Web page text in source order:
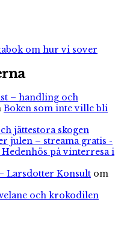
om hur vi sover
– handling och
Boken som inte ville bli
jättestora skogen
julen – streama gratis -
Hedenhös på vinterresa i
Larsdotter Konsult om
och krokodilen